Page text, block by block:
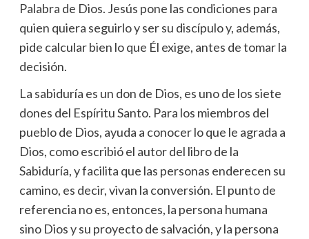
Palabra de Dios. Jesús pone las condiciones para
quien quiera seguirlo y ser su discípulo y, además,
pide calcular bien lo que Él exige, antes de tomar la
decisión.
La sabiduría es un don de Dios, es uno de los siete
dones del Espíritu Santo. Para los miembros del
pueblo de Dios, ayuda a conocer lo que le agrada a
Dios, como escribió el autor del libro de la
Sabiduría, y facilita que las personas enderecen su
camino, es decir, vivan la conversión. El punto de
referencia no es, entonces, la persona humana
sino Dios y su proyecto de salvación, y la persona